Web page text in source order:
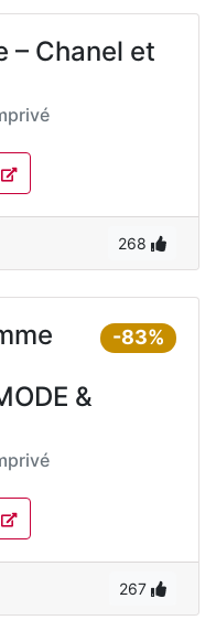
– Chanel et
268
-83%
&
267